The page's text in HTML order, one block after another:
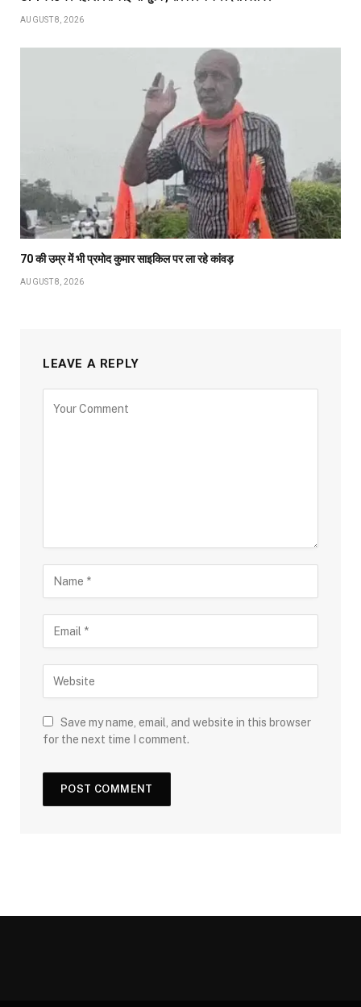
AUGUST 8, 2026
70 की उम्र में भी प्रमोद कुमार साइकिल पर ला रहे कांवड़
AUGUST 8, 2026
LEAVE A REPLY
Save my name, email, and website in this browser
for the next time I comment.